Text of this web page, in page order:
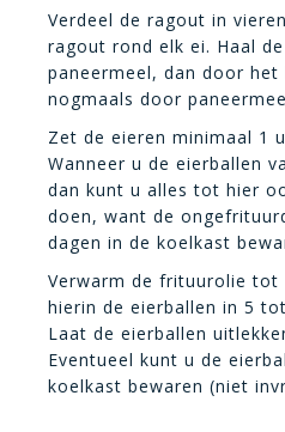
Verdeel de ragout in
ragout rond elk ei. Haal
paneermeel, dan door
nogmaals door
Zet de eieren minimaal 1
Wanneer u de eierballen
dan kunt u alles tot hier
doen, want de
dagen in de koelkast
Verwarm de frituurolie tot
hierin de eierballen in 5
Laat de eierballen
Eventueel kunt u de
koelkast bewaren (niet